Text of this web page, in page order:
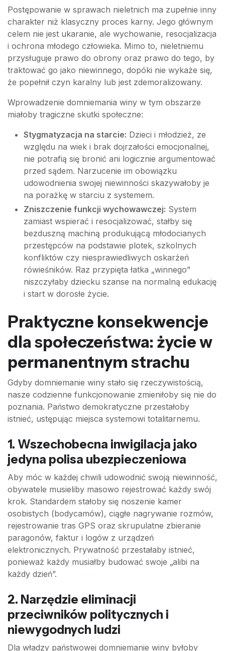
Postępowanie w sprawach nieletnich ma zupełnie inny
charakter niż klasyczny proces karny. Jego głównym
celem nie jest ukaranie, ale wychowanie, resocjalizacja
i ochrona młodego człowieka. Mimo to, nieletniemu
przysługuje prawo do obrony oraz prawo do tego, by
traktować go jako niewinnego, dopóki nie wykaże się,
że popełnił czyn karalny lub jest zdemoralizowany.
Wprowadzenie domniemania winy w tym obszarze
miałoby tragiczne skutki społeczne:
Stygmatyzacja na starcie: Dzieci i młodzież, ze
względu na wiek i brak dojrzałości emocjonalnej,
nie potrafią się bronić ani logicznie argumentować
przed sądem. Narzucenie im obowiązku
udowodnienia swojej niewinności skazywałoby je
na porażkę w starciu z systemem.
Zniszczenie funkcji wychowawczej: System
zamiast wspierać i resocjalizować, stałby się
bezduszną machiną produkującą młodocianych
przestępców na podstawie plotek, szkolnych
konfliktów czy niesprawiedliwych oskarżeń
rówieśników. Raz przypięta łatka „winnego”
niszczyłaby dziecku szanse na normalną edukację
i start w dorosłe życie.
Praktyczne konsekwencje
dla społeczeństwa: życie w
permanentnym strachu
Gdyby domniemanie winy stało się rzeczywistością,
nasze codzienne funkcjonowanie zmieniłoby się nie do
poznania. Państwo demokratyczne przestałoby
istnieć, ustępując miejsca systemowi totalitarnemu.
1. Wszechobecna inwigilacja jako
jedyna polisa ubezpieczeniowa
Aby móc w każdej chwili udowodnić swoją niewinność,
obywatele musieliby masowo rejestrować każdy swój
krok. Standardem stałoby się noszenie kamer
osobistych (bodycamów), ciągłe nagrywanie rozmów,
rejestrowanie tras GPS oraz skrupulatne zbieranie
paragonów, faktur i logów z urządzeń
elektronicznych. Prywatność przestałaby istnieć,
ponieważ każdy musiałby budować swoje „alibi na
każdy dzień”.
2. Narzędzie eliminacji
przeciwników politycznych i
niewygodnych ludzi
Dla władzy państwowej domniemanie winy byłoby